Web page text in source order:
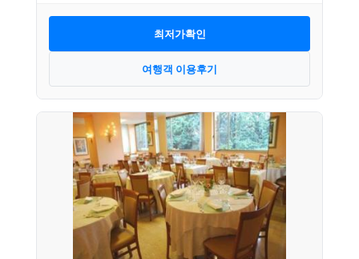
최저가확인
여행객 이용후기